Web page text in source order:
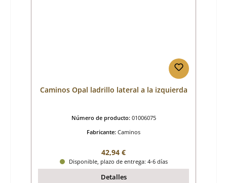
Caminos Opal ladrillo lateral a la izquierda
Número de producto: 01006075
Fabricante: Caminos
Precio normal:
42,94 €
Disponible, plazo de entrega: 4-6 días
Detalles